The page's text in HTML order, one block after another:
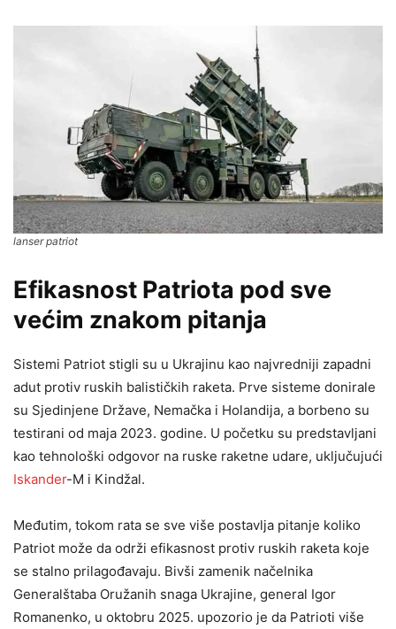
lanser patriot
Efikasnost Patriota pod sve
većim znakom pitanja
Sistemi Patriot stigli su u Ukrajinu kao najvredniji zapadni
adut protiv ruskih balističkih raketa. Prve sisteme donirale
su Sjedinjene Države, Nemačka i Holandija, a borbeno su
testirani od maja 2023. godine. U početku su predstavljani
kao tehnološki odgovor na ruske raketne udare, uključujući
Iskander-M i Kindžal.
Međutim, tokom rata se sve više postavlja pitanje koliko
Patriot može da održi efikasnost protiv ruskih raketa koje
se stalno prilagođavaju. Bivši zamenik načelnika
Generalštaba Oružanih snaga Ukrajine, general Igor
Romanenko, u oktobru 2025. upozorio je da Patrioti više